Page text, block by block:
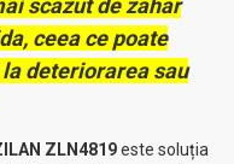
scazut de zahar
ceea ce poate
deteriorarea sau
ZLN4819este soluția